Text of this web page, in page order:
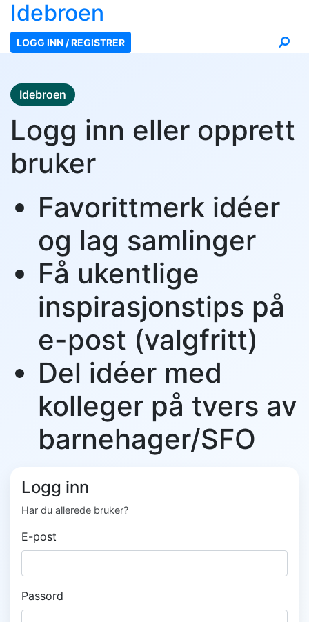
Idebroen
LOGG INN / REGISTRER
Idebroen
Logg inn eller opprett
bruker
Favorittmerk idéer
og lag samlinger
Få ukentlige
inspirasjonstips på
e-post (valgfritt)
Del idéer med
kolleger på tvers av
barnehager/SFO
Logg inn
Har du allerede bruker?
E-post
Passord